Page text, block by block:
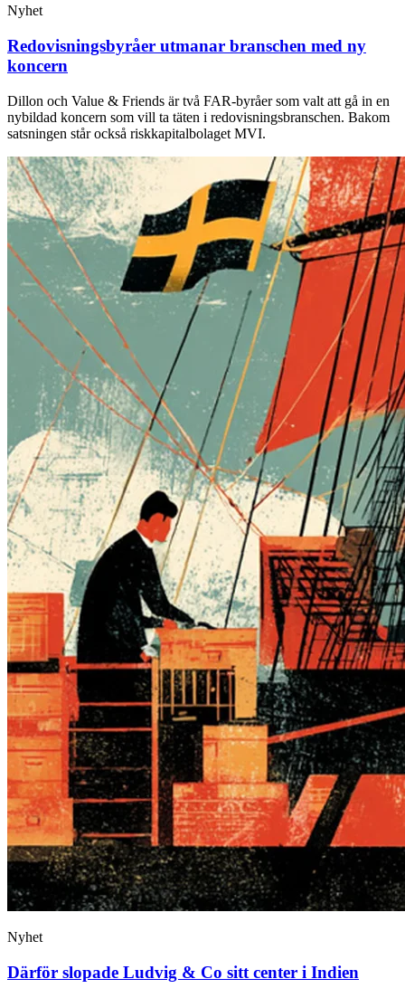
Nyhet
Redovisningsbyråer utmanar branschen med ny
koncern
Dillon och Value & Friends är två FAR-byråer som valt att gå in en
nybildad koncern som vill ta täten i redovisningsbranschen. Bakom
satsningen står också riskkapitalbolaget MVI.
Nyhet
Därför slopade Ludvig & Co sitt center i Indien